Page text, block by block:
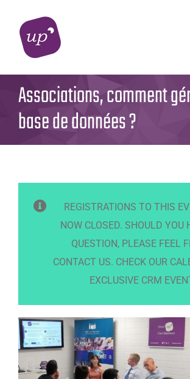
content
Associations, comment
base de données ?
REGISTRATIONS TO THIS
NOW CLOSED. SHOULD YOU
QUESTION, PLEASE FEEL
CONTACT US. CHECK OUR
EXCLUSIVE CRM